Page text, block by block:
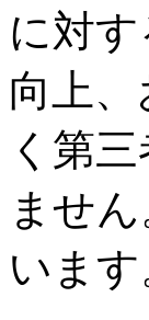
に対
向上
く第
ませ
います